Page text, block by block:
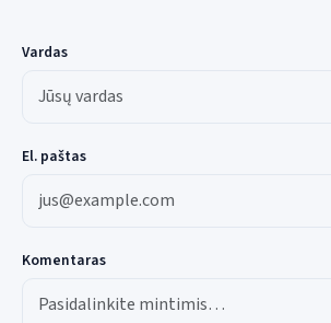
Vardas
El. paštas
Komentaras